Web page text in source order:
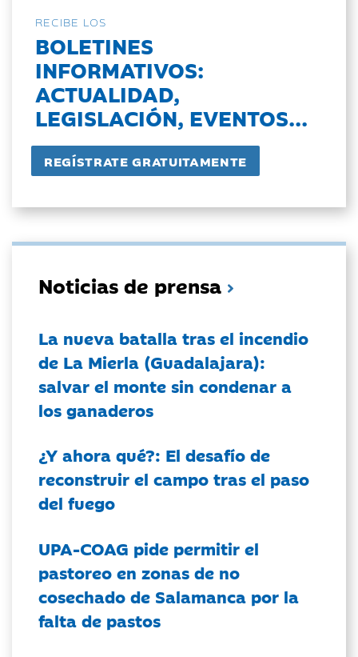
RECIBE LOS
BOLETINES
INFORMATIVOS:
ACTUALIDAD,
LEGISLACIÓN, EVENTOS...
Noticias de prensa
La nueva batalla tras el incendio
de La Mierla (Guadalajara):
salvar el monte sin condenar a
los ganaderos
¿Y ahora qué?: El desafío de
reconstruir el campo tras el paso
del fuego
UPA-COAG pide permitir el
pastoreo en zonas de no
cosechado de Salamanca por la
falta de pastos